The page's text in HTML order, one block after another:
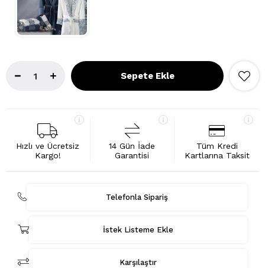
Hızlı ve Ücretsiz
Kargo!
14 Gün İade
Garantisi
Tüm Kredi
Kartlarına Taksit
Telefonla Sipariş
İstek Listeme Ekle
Karşılaştır